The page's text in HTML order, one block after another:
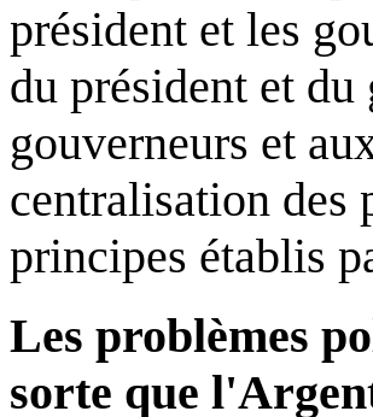
président et les
du président et
gouverneurs et
centralisation des
principes établis
Les problèmes
sorte que